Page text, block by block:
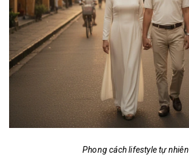
Phong cách lifestyle tự nhiên